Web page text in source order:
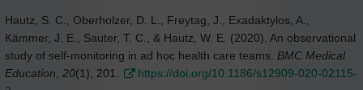
Hautz, S. C., Oberholzer, D. L., Freytag, J., Exadaktylos, A.,
Kämmer, J. E., Sauter, T. C., & Hautz, W. E. (2020). An observational
study of self-monitoring in ad hoc health care teams. BMC Medical
Education, 20(1), 201.
https://doi.org/10.1186/s12909-020-02115-